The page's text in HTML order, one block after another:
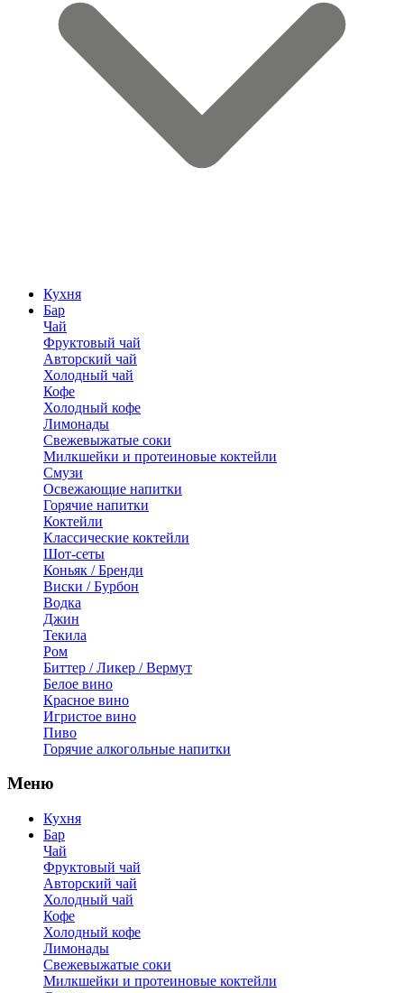
Кухня
Бар
Чай
Фруктовый чай
Авторский чай
Холодный чай
Кофе
Холодный кофе
Лимонады
Свежевыжатые соки
Милкшейки и протеиновые коктейли
Смузи
Освежающие напитки
Горячие напитки
Коктейли
Классические коктейли
Шот-сеты
Коньяк / Бренди
Виски / Бурбон
Водка
Джин
Текила
Ром
Биттер / Ликер / Вермут
Белое вино
Красное вино
Игристое вино
Пиво
Горячие алкогольные напитки
Меню
Кухня
Бар
Чай
Фруктовый чай
Авторский чай
Холодный чай
Кофе
Холодный кофе
Лимонады
Свежевыжатые соки
Милкшейки и протеиновые коктейли